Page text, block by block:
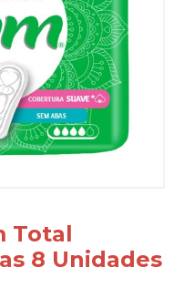
Total
8 Unidades